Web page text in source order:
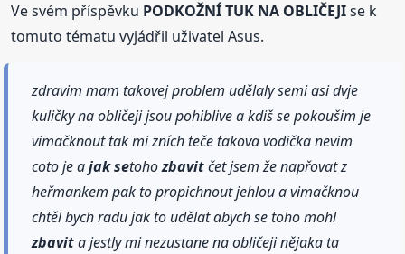
Ve svém příspěvku PODKOŽNÍ TUK NA OBLIČEJIse k
tomuto tématu vyjádřil uživatel Asus.
zdravim mam takovej problem udělaly semi asi dvje
kuličky na obličeji jsou pohiblive a kdiš se pokoušim je
vimačknout tak mi zních teče takova vodička nevim
coto je ajak setohozbavitčet jsem že napřovat z
heřmankem pak to propichnout jehlou a vimačknou
chtěl bych radu jak to udělat abych se toho mohl
zbavita jestly mi nezustane na obličeji nějaka ta